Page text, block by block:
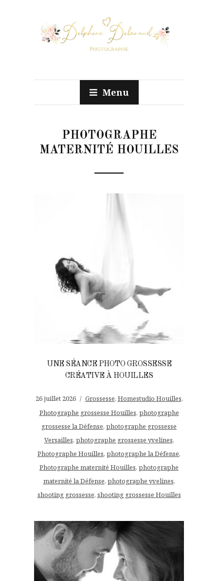
Menu
PHOTOGRAPHE
MATERNITÉ HOUILLES
UNE SÉANCE PHOTO GROSSESSE
CRÉATIVE À HOUILLES
26 juillet 2026 Grossesse, Homestudio Houilles,
Photographe grossesse Houilles, photographe
grossesse la Défense, photographe grossesse
Versailles, photographe grossesse yvelines,
Photographe Houilles, photographe la Défense,
Photographe maternité Houilles, photographe
maternité la Défense, photographe yvelines,
shooting grossesse, shooting grossesse Houilles